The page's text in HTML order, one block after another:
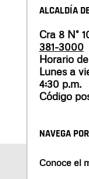
ALCALDÍA
Cra 8 N°
381-3000
Horario
Lunes a
4:30 p.m.
Código
NAVEGA
Conoce el